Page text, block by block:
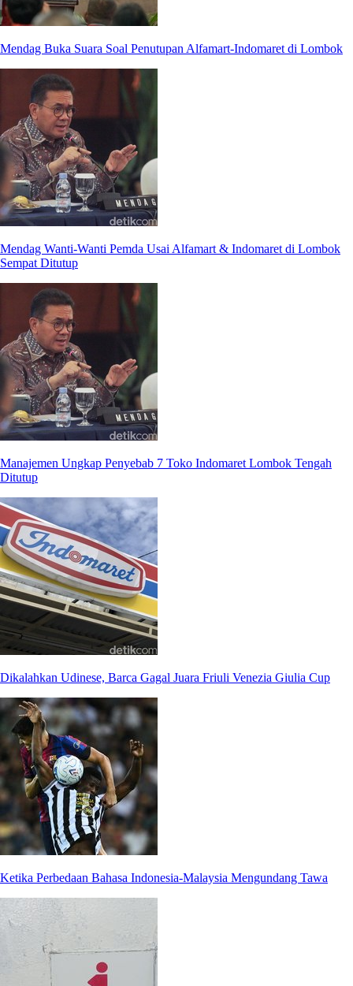
Mendag Buka Suara Soal Penutupan Alfamart-Indomaret di Lombok
Mendag Wanti-Wanti Pemda Usai Alfamart & Indomaret di Lombok
Sempat Ditutup
Manajemen Ungkap Penyebab 7 Toko Indomaret Lombok Tengah
Ditutup
Dikalahkan Udinese, Barca Gagal Juara Friuli Venezia Giulia Cup
Ketika Perbedaan Bahasa Indonesia-Malaysia Mengundang Tawa